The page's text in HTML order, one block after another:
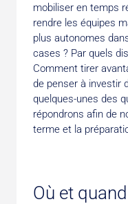
mobiliser en temps
rendre les équipes
plus autonomes
cases ? Par quels
Comment tirer
de penser à investir
quelques-unes des
répondrons afin de
terme et la
Où et